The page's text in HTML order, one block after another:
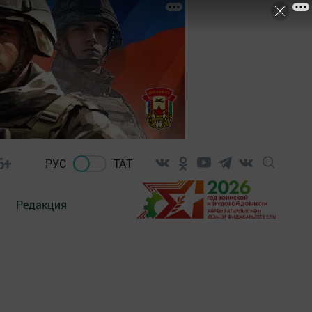
РУС ТАТ
Редакция